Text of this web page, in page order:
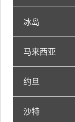
冰岛
马来西亚
约旦
沙特